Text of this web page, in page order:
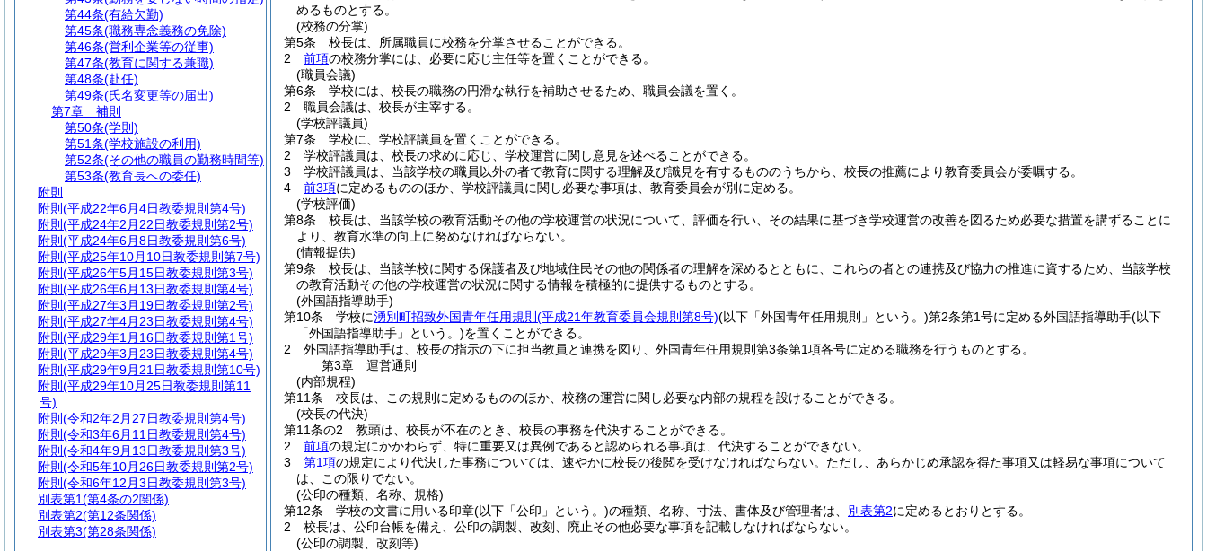
めるものとする。
(校務の分掌)
第5条
校長は、所属職員に校務を分掌させることができる。
2
前項の校務分掌には、必要に応じ主任等を置くことができる。
(職員会議)
第6条
学校には、校長の職務の円滑な執行を補助させるため、職員会議を置く。
2
職員会議は、校長が主宰する。
(学校評議員)
第7条
学校に、学校評議員を置くことができる。
2
学校評議員は、校長の求めに応じ、学校運営に関し意見を述べることができる。
3
学校評議員は、当該学校の職員以外の者で教育に関する理解及び識見を有するもののうちから、校長の推薦により教育委員会が委嘱する。
4
前3項に定めるもののほか、学校評議員に関し必要な事項は、教育委員会が別に定める。
(学校評価)
第8条
校長は、当該学校の教育活動その他の学校運営の状況について、評価を行い、その結果に基づき学校運営の改善を図るため必要な措置を講ずることに
より、教育水準の向上に努めなければならない。
(情報提供)
第9条
校長は、当該学校に関する保護者及び地域住民その他の関係者の理解を深めるとともに、これらの者との連携及び協力の推進に資するため、当該学校
の教育活動その他の学校運営の状況に関する情報を積極的に提供するものとする。
(外国語指導助手)
第10条
学校に湧別町招致外国青年任用規則 (平成21年教育委員会規則第8号)(以下「外国青年任用規則」という。)第2条第1号に定める外国語指導助手(以下
「外国語指導助手」という。)を置くことができる。
2
外国語指導助手は、校長の指示の下に担当教員と連携を図り、外国青年任用規則第3条第1項各号に定める職務を行うものとする。
第3章
運営通則
(内部規程)
第11条
校長は、この規則に定めるもののほか、校務の運営に関し必要な内部の規程を設けることができる。
(校長の代決)
第11条の2
教頭は、校長が不在のとき、校長の事務を代決することができる。
2
前項の規定にかかわらず、特に重要又は異例であると認められる事項は、代決することができない。
3
第1項の規定により代決した事務については、速やかに校長の後閲を受けなければならない。 ただし、あらかじめ承認を得た事項又は軽易な事項について
は、この限りでない。
(公印の種類、名称、規格)
第12条
学校の文書に用いる印章(以下「公印」という。)の種類、名称、寸法、書体及び管理者は、 別表第2に定めるとおりとする。
2
校長は、公印台帳を備え、公印の調製、改刻、廃止その他必要な事項を記載しなければならない。
(公印の調製、改刻等)
第44条(有給欠勤)
第45条(職務専念義務の免除)
第46条(営利企業等の従事)
第47条(教育に関する兼職)
第48条(赴任)
第49条(氏名変更等の届出)
第7章
補則
第50条(学則)
第51条(学校施設の利用)
第52条(その他の職員の勤務時間等)
第53条(教育長への委任)
附則
附則 (平成22年6月4日教委規則第4号)
附則 (平成24年2月22日教委規則第2号)
附則 (平成24年6月8日教委規則第6号)
附則 (平成25年10月10日教委規則第7号)
附則 (平成26年5月15日教委規則第3号)
附則 (平成26年6月13日教委規則第4号)
附則 (平成27年3月19日教委規則第2号)
附則 (平成27年4月23日教委規則第4号)
附則 (平成29年1月16日教委規則第1号)
附則 (平成29年3月23日教委規則第4号)
附則 (平成29年9月21日教委規則第10号)
附則 (平成29年10月25日教委規則第11
号)
附則 (令和2年2月27日教委規則第4号)
附則 (令和3年6月11日教委規則第4号)
附則 (令和4年9月13日教委規則第3号)
附則 (令和5年10月26日教委規則第2号)
附則 (令和6年12月3日教委規則第3号)
別表第1(第4条の2関係)
別表第2(第12条関係)
別表第3(第28条関係)